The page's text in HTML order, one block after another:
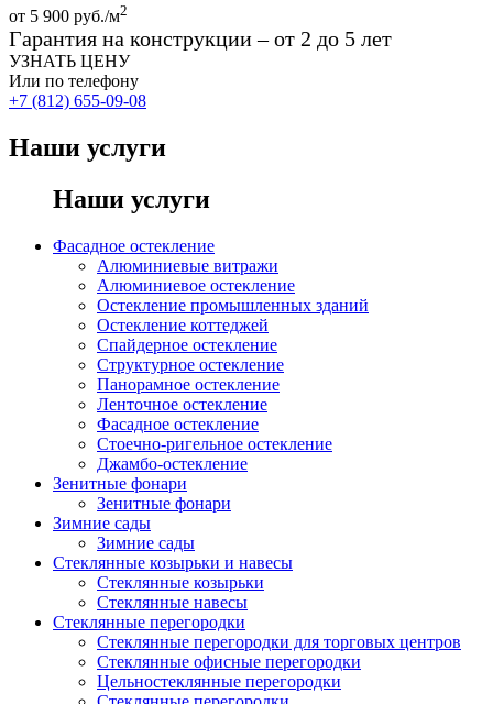
от 5 900 руб./м2
Гарантия на конструкции – от 2 до 5 лет
УЗНАТЬ ЦЕНУ
Или по телефону
+7 (812) 655-09-08
Наши услуги
Наши услуги
Фасадное остекление
Алюминиевые витражи
Алюминиевое остекление
Остекление промышленных зданий
Остекление коттеджей
Спайдерное остекление
Структурное остекление
Панорамное остекление
Ленточное остекление
Фасадное остекление
Стоечно-ригельное остекление
Джамбо-остекление
Зенитные фонари
Зенитные фонари
Зимние сады
Зимние сады
Стеклянные козырьки и навесы
Стеклянные козырьки
Стеклянные навесы
Стеклянные перегородки
Стеклянные перегородки для торговых центров
Стеклянные офисные перегородки
Цельностеклянные перегородки